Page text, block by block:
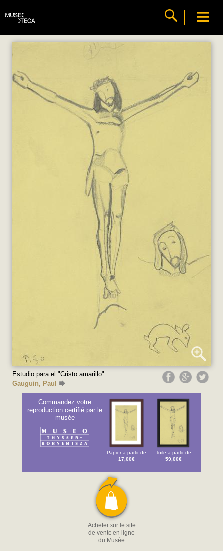
Estudio para el "Cristo amarillo"
Gauguin, Paul
Commandez votre
reproduction certifié par le
musée
Papier a partir de
17,00€
Toile a partir de
59,00€
Acheter sur le site
de vente en ligne
du Musée